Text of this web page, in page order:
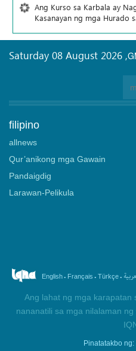
Ang Kurso sa Karbala ay
Kasanayan ng mga Hurado
Saturday 08 August 2026 ,
filipino
allnews
Qur’anikong mga Gawain
Pandaigdig
Larawan-Pelikula
English. Français . Türkçe.
Ang lahat ng mga karapatan
nananatili sa mga nilalaman
Pinatatakbo ng: